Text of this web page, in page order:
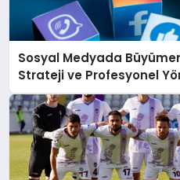
Sosyal Medyada
Strateji ve Profesyonel